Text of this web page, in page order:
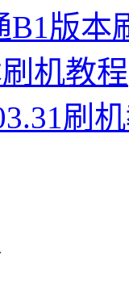
B1版本
机教程
刷